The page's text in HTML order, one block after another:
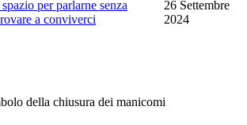
per parlarne senza
a conviverci
26 Settembre
2024
della chiusura dei manicomi